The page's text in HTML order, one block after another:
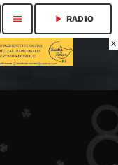
X
menu play_arrow RADIO